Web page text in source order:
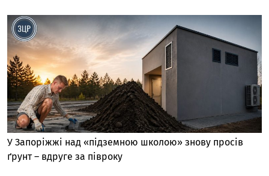
У Запоріжжі над «підземною школою» знову просів
ґрунт – вдруге за півроку